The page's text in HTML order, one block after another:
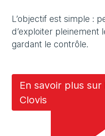
L’objectif est simple :
d’exploiter pleinement
gardant le contrôle.
En savoir plus
Clovis